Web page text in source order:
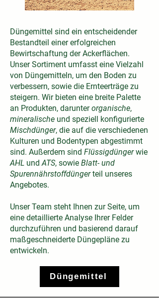
Düngemittel sind ein entscheidender
Bestandteil einer erfolgreichen
Bewirtschaftung der Ackerflächen.
Unser Sortiment umfasst eine Vielzahl
von Düngemitteln, um den Boden zu
verbessern, sowie die Ernteerträge zu
steigern. Wir bieten eine breite Palette
an Produkten, darunterorganische,
mineralische und speziell konfigurierte
Mischdünger, die auf die verschiedenen
Kulturen und Bodentypen abgestimmt
sind. Außerdem sind Flüssigdüngerwie
AHL undATS, sowie Blatt- und
Spurennährstoffdüngerteil unseres
Angebotes.
Unser Team steht Ihnen zur Seite, um
eine detaillierte Analyse Ihrer Felder
durchzuführen und basierend darauf
maßgeschneiderte Düngepläne zu
entwickeln.
Düngemittel